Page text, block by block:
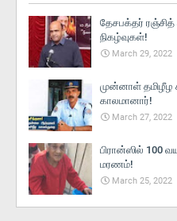
தேசபக்தர்
நிகழ்வுகள்!
March 29, 2022
முன்னாள் தமிழீழ
காலமானார்!
March 27, 2022
பிரான்ஸில் 100
மரணம்!
March 25, 2022